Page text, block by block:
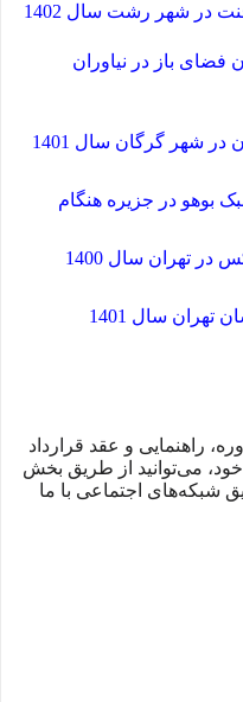
در شهر رشت سال 1402
باز در نیاوران
شهر گرگان سال 1401
بوهو در جزیره هنگام
تهران سال 1400
سال 1401
راهنمایی و عقد قرارداد
می‌توانید از طریق بخش
شبکه‌های اجتماعی با ما